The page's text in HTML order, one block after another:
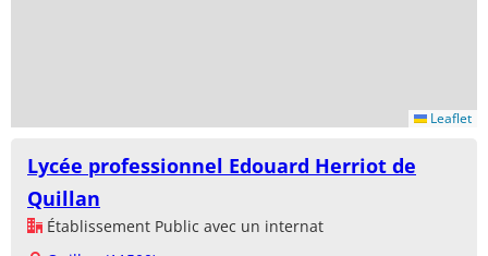
Leaflet
Lycée professionnel Edouard Herriot de
Quillan
Établissement Public avec un internat